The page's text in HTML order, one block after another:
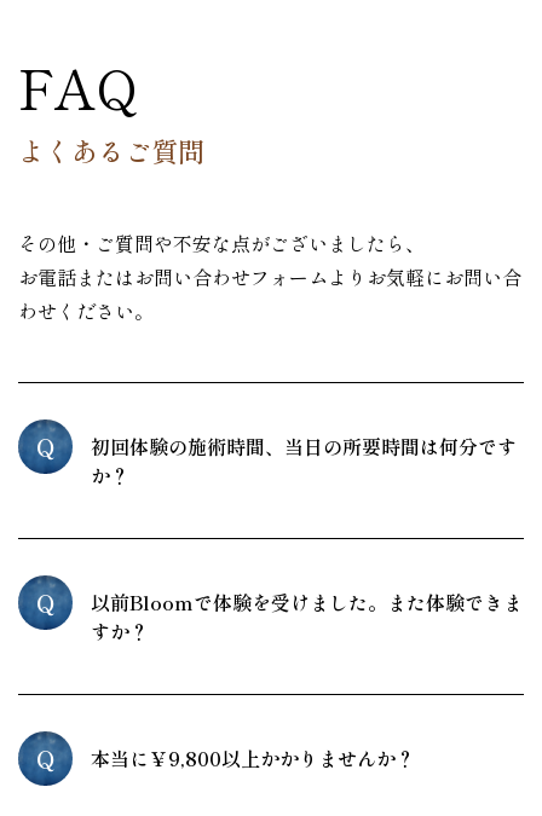
FAQ
よくあるご質問
その他・ご質問や不安な点がございましたら、
お電話またはお問い合わせフォームよりお気軽にお問い合
わせください。
Q
初回体験の施術時間、当日の所要時間は何分です
か？
Q
以前Bloomで体験を受けました。また体験できま
すか？
Q 本当に￥9,800以上かかりませんか？